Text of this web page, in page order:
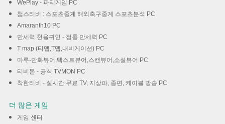
WePlay - 파티게임 PC
챔스티비 : 스포츠중계 해외축구중계 스포츠분석 PC
Amaranth10 PC
만세력 천을귀인 - 정통 만세력 PC
T map (티맵,T맵,내비게이션) PC
마루-만화뷰어,텍스트뷰어,스캔뷰어,소설뷰어 PC
티비몬 - 공식 TVMON PC
착한티비 - 실시간 무료 TV, 지상파, 종편, 케이블 방송 PC
더 많은 게임
게임 센터